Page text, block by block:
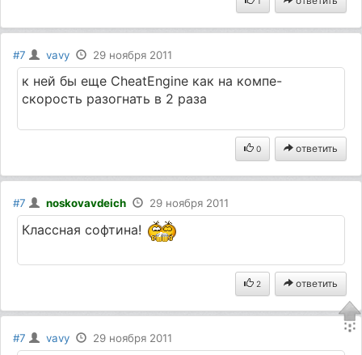
#7 vavy 29 ноября 2011
к ней бы еще CheatEngine как на компе-
скорость разогнать в 2 раза
0 ответить
#7 noskovavdeich 29 ноября 2011
Классная софтина!
2 ответить
#7 vavy 29 ноября 2011